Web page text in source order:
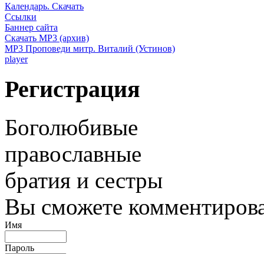
Календарь. Скачать
Ссылки
Баннер сайта
Скачать MP3 (архив)
MP3 Проповеди митр. Виталий (Устинов)
player
Регистрация
Боголюбивые
православные
братия и сестры
Вы сможете
Имя
Пароль